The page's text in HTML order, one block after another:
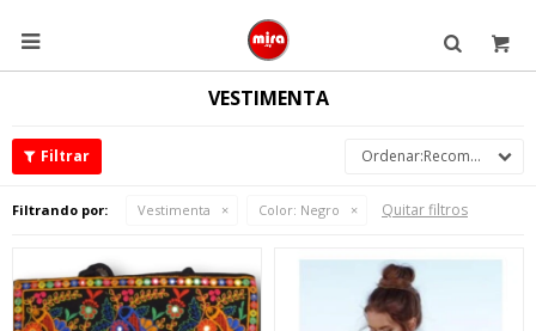

VESTIMENTA
Recomendados
Filtrando por: Vestimenta Color: Negro Quitar filtros